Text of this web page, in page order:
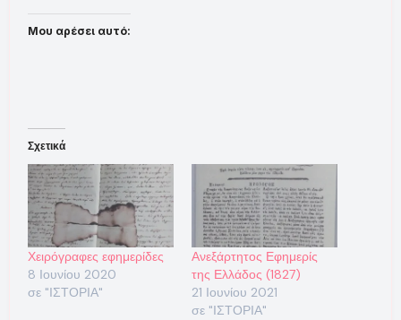
Μου αρέσει αυτό:
Σχετικά
Χειρόγραφες εφημερίδες
8 Ιουνίου 2020
σε "ΙΣΤΟΡΙΑ"
Ανεξάρτητος Εφημερίς
της Ελλάδος (1827)
21 Ιουνίου 2021
σε "ΙΣΤΟΡΙΑ"